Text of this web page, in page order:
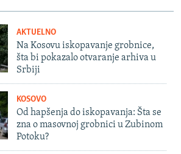
AKTUELNO
Na Kosovu iskopavanje grobnice,
šta bi pokazalo otvaranje arhiva u
Srbiji
KOSOVO
Od hapšenja do iskopavanja: Šta se
zna o masovnoj grobnici u Zubinom
Potoku?